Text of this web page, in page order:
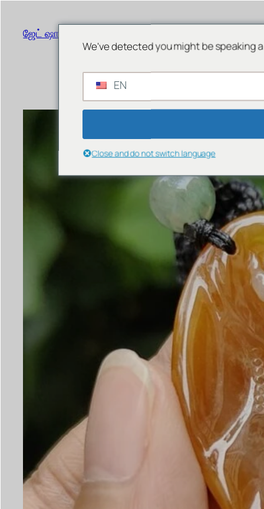
செல்கஜேட் ஷாப் சிங்கப்பூர்
We've detected you might be speaking
EN
Close and do not switch language